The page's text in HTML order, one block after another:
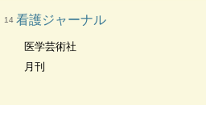
14 看護ジャーナル
医学芸術社
月刊